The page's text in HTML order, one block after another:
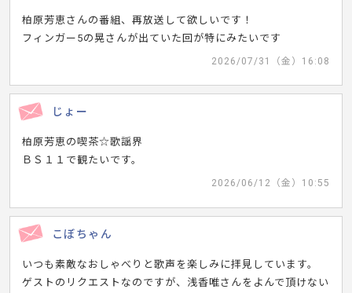
柏原芳恵さんの番組、再放送して欲しいです！
フィンガー5の晃さんが出ていた回が特にみたいです
2026/07/31（金）16:08
じょー
柏原芳恵の喫茶☆歌謡界
ＢＳ１１で観たいです。
2026/06/12（金）10:55
こぼちゃん
いつも素敵なおしゃべりと歌声を楽しみに拝見しています。
ゲストのリクエストなのですが、浅香唯さんをよんで頂けない